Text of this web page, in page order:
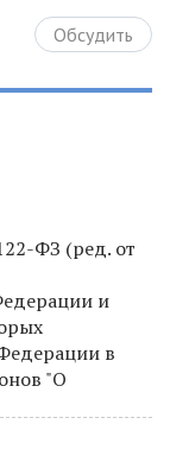
Обсудить
ФЗ (ред. от
и
в
"О